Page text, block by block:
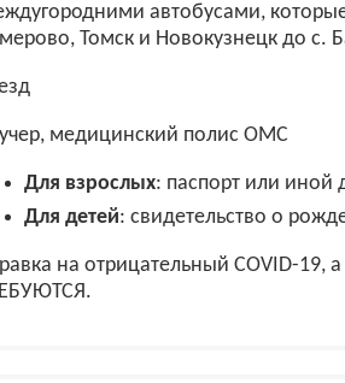
автобусами,
Томск и Новокузнецк до с.
медицинский полис ОМС
Для взрослых: паспорт или иной
Для детей: свидетельство о
на отрицательный COVID-